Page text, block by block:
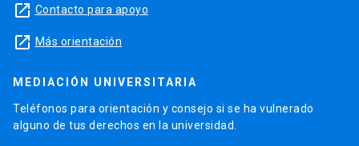
launch Contacto para apoyo
launch Más orientación
MEDIACIÓN UNIVERSITARIA
Teléfonos para orientación y consejo si se ha vulnerado
alguno de tus derechos en la universidad.